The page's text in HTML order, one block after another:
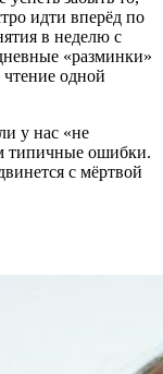
идти вперёд по
в неделю с
«разминки»
одной
у нас «не
типичные ошибки.
с мёртвой